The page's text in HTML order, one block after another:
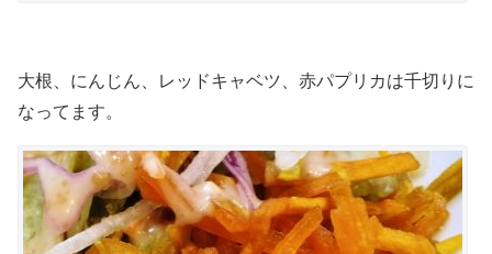
大根、にんじん、レッドキャベツ、赤パプリカは千切りに
なってます。